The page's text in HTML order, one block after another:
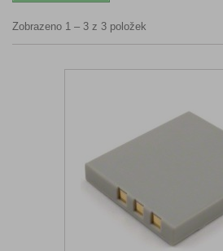
Zobrazeno 1 – 3 z 3 položek